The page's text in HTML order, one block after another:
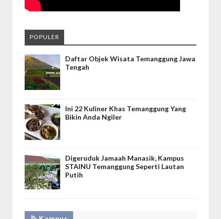
POPULER
Daftar Objek Wisata Temanggung Jawa
Tengah
Ini 22 Kuliner Khas Temanggung Yang
Bikin Anda Ngiler
Digeruduk Jamaah Manasik, Kampus
STAINU Temanggung Seperti Lautan
Putih